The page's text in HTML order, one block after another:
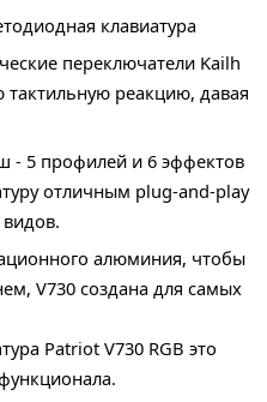
клавиатура
переключатели Kailh
реакцию, давая
- 5 профилей и 6 эффектов
отличным plug-and-play
алюминия, чтобы
V730 создана для самых
Patriot V730 RGB это